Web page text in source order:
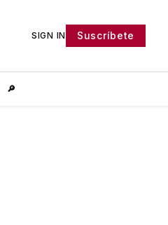
SIGN IN Suscríbete
🔎